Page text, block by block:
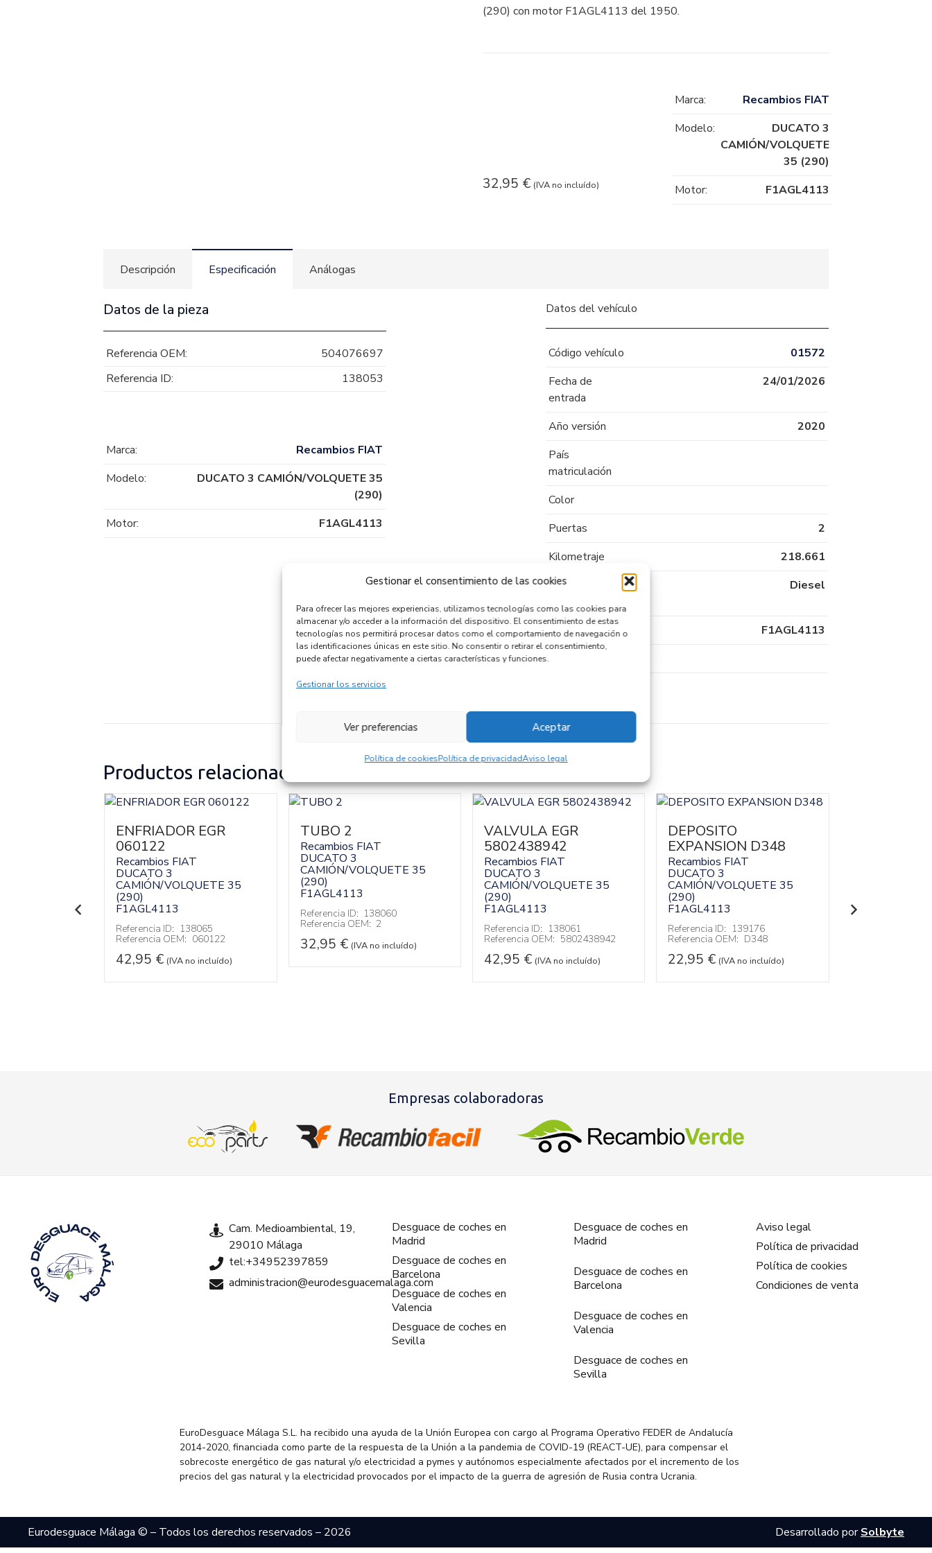
Gestionar el consentimiento de las cookies
Para ofrecer las mejores experiencias, utilizamos tecnologías como las cookies para
almacenar y/o acceder a la información del dispositivo. El consentimiento de estas
tecnologías nos permitirá procesar datos como el comportamiento de navegación o
las identificaciones únicas en este sitio. No consentir o retirar el consentimiento,
puede afectar negativamente a ciertas características y funciones.
Gestionar los servicios
Aceptar
Ver preferencias
Política de cookiesPolítica de privacidadAviso legal
(290) con motor F1AGL4113 del 1950.
32,95 € (IVA no incluído)
Marca:
Recambios FIAT
Modelo:
DUCATO 3
CAMIÓN/VOLQUETE
35 (290)
Motor:
F1AGL4113
Descripción Especificación Análogas
Datos de la pieza
Referencia OEM:
504076697
Referencia ID:
138053
Marca:
Recambios FIAT
Modelo:
DUCATO 3 CAMIÓN/VOLQUETE 35
(290)
Motor:
F1AGL4113
Datos del vehículo
Código vehículo
01572
Fecha de
entrada
24/01/2026
Año versión
2020
País
matriculación
Color
Puertas
2
Kilometraje
218.661
Tipo de
combustible
Diesel
Código motor
F1AGL4113
Productos relacionados
ENFRIADOR EGR
060122
Recambios FIAT
DUCATO 3
CAMIÓN/VOLQUETE 35
(290)
F1AGL4113
Referencia ID: 138065
Referencia OEM: 060122
42,95 € (IVA no incluído)
TUBO 2
Recambios FIAT
DUCATO 3
CAMIÓN/VOLQUETE 35
(290)
F1AGL4113
Referencia ID: 138060
Referencia OEM: 2
32,95 € (IVA no incluído)
VALVULA EGR
5802438942
Recambios FIAT
DUCATO 3
CAMIÓN/VOLQUETE 35
(290)
F1AGL4113
Referencia ID: 138061
Referencia OEM: 5802438942
42,95 € (IVA no incluído)
DEPOSITO
EXPANSION D348
Recambios FIAT
DUCATO 3
CAMIÓN/VOLQUETE 35
(290)
F1AGL4113
Referencia ID: 139176
Referencia OEM: D348
22,95 € (IVA no incluído)
Referencia ID:
Empresas colaboradoras
Cam. Medioambiental, 19,
29010 Málaga
tel:+34952397859
administracion@eurodesguacemalaga.com
Desguace de coches en
Madrid
Desguace de coches en
Barcelona
Desguace de coches en
Valencia
Desguace de coches en
Sevilla
Desguace de coches en
Madrid
Desguace de coches en
Barcelona
Desguace de coches en
Valencia
Desguace de coches en
Sevilla
Aviso legal
Política de privacidad
Política de cookies
Condiciones de venta
EuroDesguace Málaga S.L. ha recibido una ayuda de la Unión Europea con cargo al Programa Operativo FEDER de Andalucía
2014-2020, financiada como parte de la respuesta de la Unión a la pandemia de COVID-19 (REACT-UE), para compensar el
sobrecoste energético de gas natural y/o electricidad a pymes y autónomos especialmente afectados por el incremento de los
precios del gas natural y la electricidad provocados por el impacto de la guerra de agresión de Rusia contra Ucrania.
Eurodesguace Málaga © – Todos los derechos reservados – 2026 Desarrollado porSolbyte